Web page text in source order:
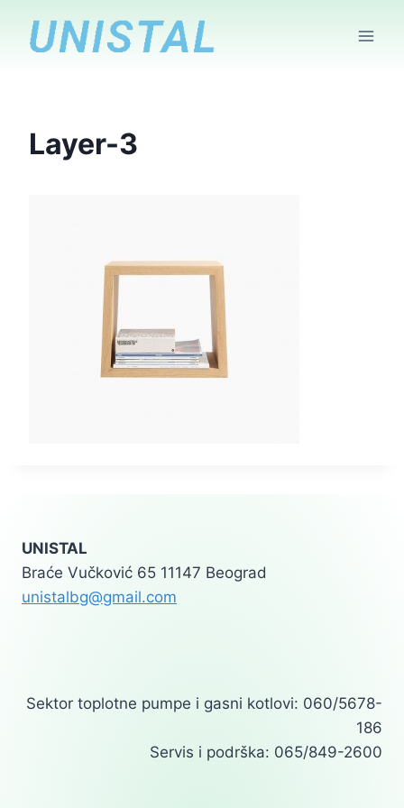
Layer-3
UNISTAL
Braće Vučković 65 11147 Beograd
unistalbg@gmail.com
Sektor toplotne pumpe i gasni kotlovi: 060/5678-
186
Servis i podrška: 065/849-2600